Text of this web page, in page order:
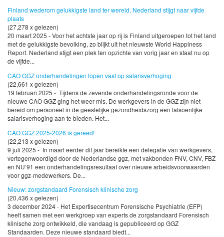
Finland wederom gelukkigste land ter wereld, Nederland stijgt naar vijfde
plaats
(27,278 x gelezen)
20 maart 2025 - Voor het achtste jaar op rij is Finland uitgeroepen tot het land
met de gelukkigste bevolking, zo blijkt uit het nieuwste World Happiness
Report. Nederland stijgt een plek ten opzichte van vorig jaar en staat nu op
de vijfde...
CAO GGZ onderhandelingen lopen vast op salarisverhoging
(22,661 x gelezen)
19 februari 2025 - Tijdens de zevende onderhandelingsronde voor de
nieuwe CAO GGZ ging het weer mis. De werkgevers in de GGZ zijn niet
bereid om personeel in de geestelijke gezondheidszorg een fatsoenlijke
salarisverhoging aan te bieden. Het...
CAO GGZ 2025-2026 is gereed!
(22,213 x gelezen)
9 juli 2025 - In maart eerder dit jaar bereikte een delegatie van werkgevers,
vertegenwoordigd door de Nederlandse ggz, met vakbonden FNV, CNV, FBZ
en NU’91 een onderhandelingsresultaat over nieuwe arbeidsvoorwaarden
voor ggz-medewerkers. De...
Nieuw: zorgstandaard Forensisch klinische zorg
(20,436 x gelezen)
3 december 2024 - Het Expertisecentrum Forensische Psychiatrie (EFP)
heeft samen met een werkgroep van experts de zorgstandaard Forensisch
klinische zorg ontwikkeld, die vandaag is gepubliceerd op GGZ
Standaarden. Deze nieuwe standaard biedt...